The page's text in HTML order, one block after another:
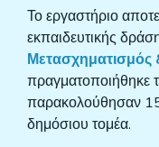
Το εργαστήριο
εκπαιδευτικής
πραγματοποιήθηκε
παρακολούθησαν
δημόσιου τομέα.